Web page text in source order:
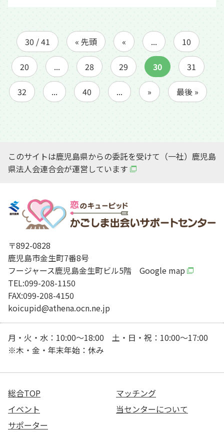
30 / 41 « 先頭 « ... 10
20 ... 28 29 30 31
32 ... 40 ... » 最後 »
このサイトは鹿児島県からの委託を受けて（一社）鹿児島
県法人会連合会が運営しています
〒892-0828
鹿児島市金生町7番8号
フージャース鹿児島金生町ビル5階 Google map
TEL:099-208-1150
FAX:099-208-4150
koicupid@athena.ocn.ne.jp
月・火・水：10:00～18:00 土・日・祝：10:00～17:00
※木・金・年末年始：休み
総合TOP
マッチング
イベント
当センターについて
サポーター